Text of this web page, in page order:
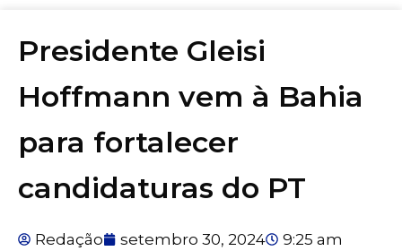
Presidente Gleisi
Hoffmann vem à Bahia
para fortalecer
candidaturas do PT
Redação setembro 30, 2024
9:25 am